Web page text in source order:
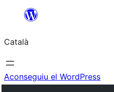
contingut
Català
Aconseguiu el WordPress